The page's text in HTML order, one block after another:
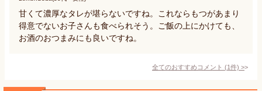
甘くて濃厚なタレが堪らないですね。これならもつがあまり
得意でないお子さんも食べられそう。ご飯の上にかけても、
お酒のおつまみにも良いですね。
全てのおすすめコメント (1件) >